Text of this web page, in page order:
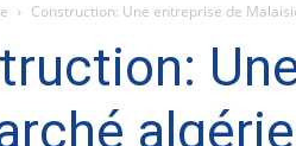
Construction: Une entreprise de
algérie